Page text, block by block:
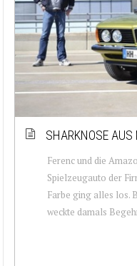
SHARKNOSE AUS
Ferenc und die
Spielzeugauto der
Farbe ging alles los.
weckte damals